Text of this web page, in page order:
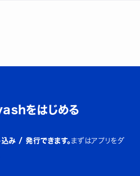
をはじめる
み / 発行できます。 まずはアプリをダ